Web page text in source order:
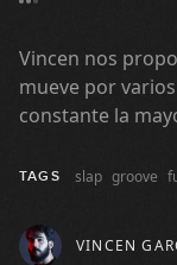
Vincen nos
mueve por
constante la
TAGS slap groove
VINCEN